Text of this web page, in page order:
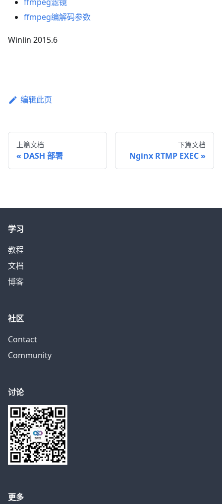
ffmpeg滤镜
ffmpeg编解码参数
Winlin 2015.6
编辑此页
上篇文档
DASH 部署
下篇文档
Nginx RTMP EXEC
学习
教程
文档
博客
社区
Contact
Community
讨论
更多